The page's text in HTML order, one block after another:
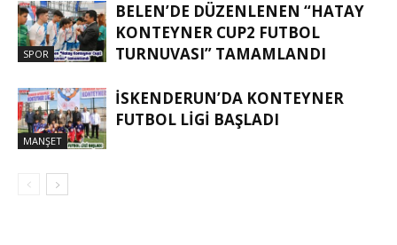
SPOR
BELEN’DE DÜZENLENEN “HATAY
KONTEYNER CUP2 FUTBOL
TURNUVASI” TAMAMLANDI
MANŞET
İSKENDERUN’DA KONTEYNER
FUTBOL LİGİ BAŞLADI